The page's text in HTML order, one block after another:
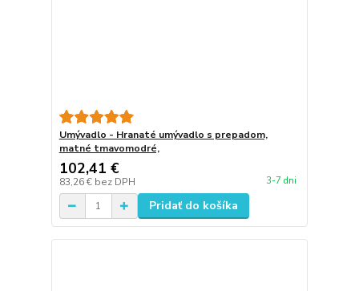
Umývadlo - Hranaté umývadlo s prepadom,
matné tmavomodré,
102,41 €
83,26 € bez DPH 3-7 dni
Pridať do košíka